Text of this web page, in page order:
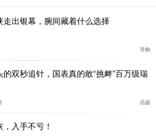
芯的22K微型摆陀上刻有数字50
其振频21600次/小时，拥有48小时
走出银幕，腕间藏着什么选择
导购
的双秒追针，国表真的敢“挑衅”百万级瑞
品鉴
，入手不亏！